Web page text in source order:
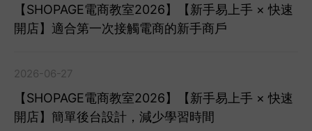
【SHOPAGE電商教室2026】【新手易上手 × 快速
開店】適合第一次接觸電商的新手商戶
2026-06-27
【SHOPAGE電商教室2026】【新手易上手 × 快速
開店】簡單後台設計，減少學習時間